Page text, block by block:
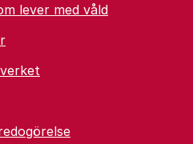
lever med våld